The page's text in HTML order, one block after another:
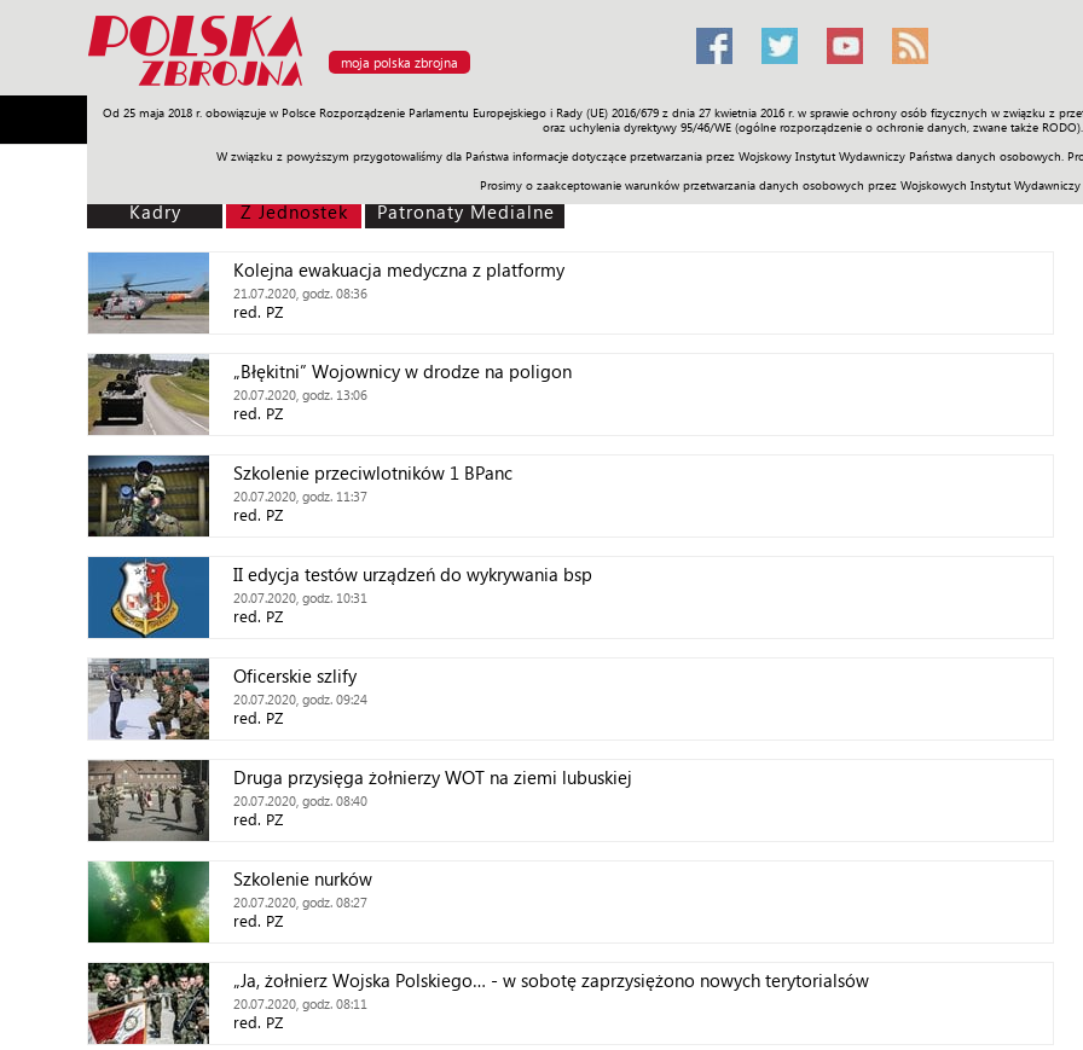
moja polska zbrojna
Od 25 maja 2018 r. obowiązuje w Polsce Rozporządzenie Parlamentu Europejskiego i Rady (UE) 2016/679 z dnia 27 kwietnia 2016 r. w sprawie ochrony osób fizycznych w związku z
oraz uchylenia dyrektywy 95/46/WE (ogólne rozporządzenie o ochronie danych, zwane także RODO).
W związku z powyższym przygotowaliśmy dla Państwa informacje dotyczące przetwarzania przez Wojskowy Instytut Wydawniczy Państwa danych osobowych.
Prosimy o zaakceptowanie warunków przetwarzania danych osobowych przez Wojskowych Instytut Wydawniczy
Armia Poligon Sprzęt Misje Polityka Prawo Świat Społeczność Sport Historia Galerie Wideo
Kadry Z Jednostek Patronaty Medialne
Kolejna ewakuacja medyczna z platformy
21.07.2020, godz. 08:36
red. PZ
„Błękitni” Wojownicy w drodze na poligon
20.07.2020, godz. 13:06
red. PZ
Szkolenie przeciwlotników 1 BPanc
20.07.2020, godz. 11:37
red. PZ
II edycja testów urządzeń do wykrywania bsp
20.07.2020, godz. 10:31
red. PZ
Oficerskie szlify
20.07.2020, godz. 09:24
red. PZ
Druga przysięga żołnierzy WOT na ziemi lubuskiej
20.07.2020, godz. 08:40
red. PZ
Szkolenie nurków
20.07.2020, godz. 08:27
red. PZ
„Ja, żołnierz Wojska Polskiego… - w sobotę zaprzysiężono nowych terytorialsów
20.07.2020, godz. 08:11
red. PZ